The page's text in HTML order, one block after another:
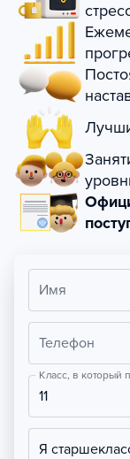
Имя
Телефон
Класс, в который
11
Я